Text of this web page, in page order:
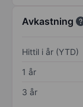
Avkastning
Hittil i år (YTD)
1 år
3 år